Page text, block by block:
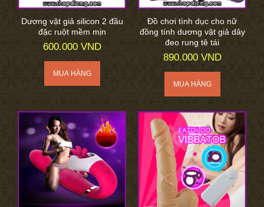
Dương vật giả silicon 2 đầu
đặc ruột mềm mịn
600.000 VND
Đồ chơi tình dục cho nữ
đồng tính dương vật giả dây
đeo rung tê tái
890.000 VND